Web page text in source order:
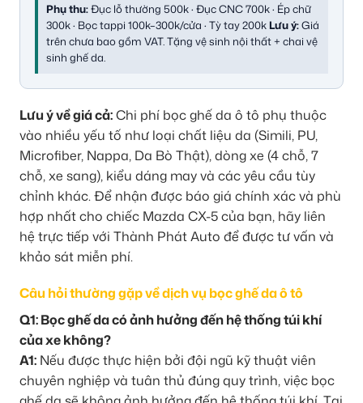
Phụ thu:Đục lỗ thường 500k · Đục CNC 700k · Ép chữ
300k · Bọc tappi 100k–300k/cửa · Tỳ tay 200kLưu ý:Giá
trên chưa bao gồm VAT. Tặng vệ sinh nội thất + chai vệ
sinh ghế da.
Lưu ý về giá cả:Chi phí bọc ghế da ô tô phụ thuộc
vào nhiều yếu tố như loại chất liệu da (Simili, PU,
Microfiber, Nappa, Da Bò Thật), dòng xe (4 chỗ, 7
chỗ, xe sang), kiểu dáng may và các yêu cầu tùy
chỉnh khác. Để nhận được báo giá chính xác và phù
hợp nhất cho chiếc Mazda CX-5 của bạn, hãy liên
hệ trực tiếp với Thành Phát Auto để được tư vấn và
khảo sát miễn phí.
Câu hỏi thường gặp về dịch vụ bọc ghế da ô tô
Q1: Bọc ghế da có ảnh hưởng đến hệ thống túi khí
của xe không?
A1: Nếu được thực hiện bởi đội ngũ kỹ thuật viên
chuyên nghiệp và tuân thủ đúng quy trình, việc bọc